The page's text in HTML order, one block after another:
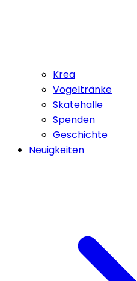
Krea
Vogeltränke
Skatehalle
Spenden
Geschichte
Neuigkeiten